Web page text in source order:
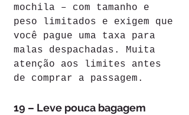
mochila – com tamanho e
peso limitados e exigem que
você pague uma taxa para
malas despachadas. Muita
atenção aos limites antes
de comprar a passagem.
19 – Leve pouca bagagem